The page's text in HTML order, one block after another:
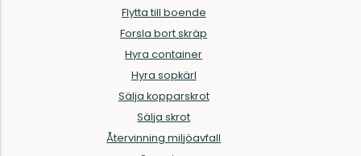
Flytta till boende
Forsla bort skräp
Hyra container
Hyra sopkärl
Sälja kopparskrot
Sälja skrot
Återvinning miljöavfall